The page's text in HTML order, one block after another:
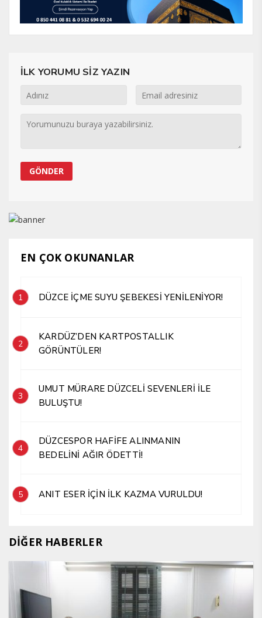
İLK YORUMU SİZ YAZIN
EN ÇOK OKUNANLAR
1 DÜZCE İÇME SUYU ŞEBEKESİ YENİLENİYOR!
2
KARDÜZ’DEN KARTPOSTALLIK
GÖRÜNTÜLER!
3
UMUT MÜRARE DÜZCELİ SEVENLERİ İLE
BULUŞTU!
4
DÜZCESPOR HAFİFE ALINMANIN
BEDELİNİ AĞIR ÖDETTİ!
5 ANIT ESER İÇİN İLK KAZMA VURULDU!
DİĞER HABERLER